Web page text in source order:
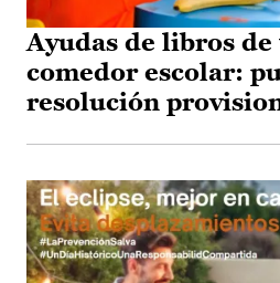
Ayudas de libros de
comedor escolar:
resolución